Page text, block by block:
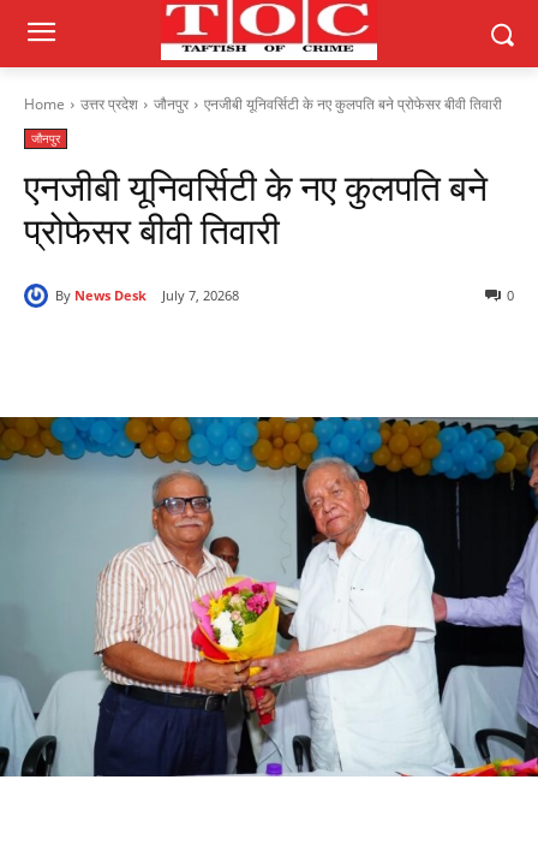
Home उत्तर प्रदेश जौनपुर एनजीबी यूनिवर्सिटी के नए कुलपति बने प्रोफेसर बीवी तिवारी
जौनपुर
एनजीबी यूनिवर्सिटी के नए कुलपति बने
प्रोफेसर बीवी तिवारी
By News Desk July 7, 2026 0
8